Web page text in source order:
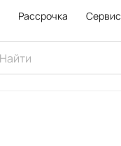
Рассрочка Сервис